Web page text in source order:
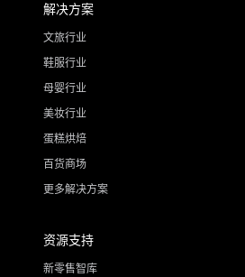
解决方案
文旅行业
鞋服行业
母婴行业
美妆行业
蛋糕烘焙
百货商场
更多解决方案
资源支持
新零售智库